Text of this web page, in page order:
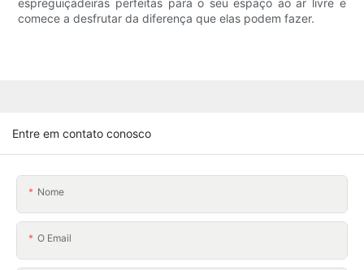
espreguiçadeiras perfeitas para o seu espaço ao ar livre e
comece a desfrutar da diferença que elas podem fazer.
Entre em contato conosco
Nome
O Email